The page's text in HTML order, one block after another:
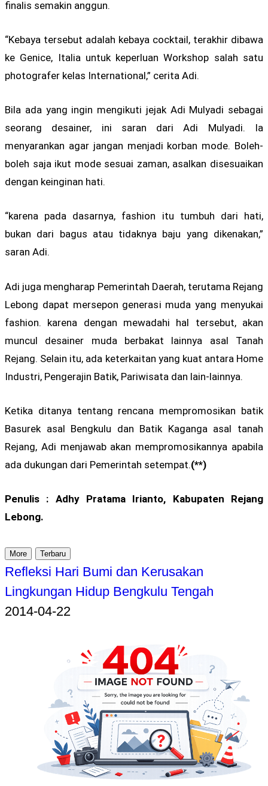
finalis semakin anggun.
“Kebaya tersebut adalah kebaya cocktail, terakhir dibawa
ke Genice, Italia untuk keperluan Workshop salah satu
photografer kelas International,” cerita Adi.
Bila ada yang ingin mengikuti jejak Adi Mulyadi sebagai
seorang desainer, ini saran dari Adi Mulyadi. Ia
menyarankan agar jangan menjadi korban mode. Boleh-
boleh saja ikut mode sesuai zaman, asalkan disesuaikan
dengan keinginan hati.
“karena pada dasarnya, fashion itu tumbuh dari hati,
bukan dari bagus atau tidaknya baju yang dikenakan,”
saran Adi.
Adi juga mengharap Pemerintah Daerah, terutama Rejang
Lebong dapat mersepon generasi muda yang menyukai
fashion. karena dengan mewadahi hal tersebut, akan
muncul desainer muda berbakat lainnya asal Tanah
Rejang. Selain itu, ada keterkaitan yang kuat antara Home
Industri, Pengerajin Batik, Pariwisata dan lain-lainnya.
Ketika ditanya tentang rencana mempromosikan batik
Basurek asal Bengkulu dan Batik Kaganga asal tanah
Rejang, Adi menjawab akan mempromosikannya apabila
ada dukungan dari Pemerintah setempat.(**)
Penulis : Adhy Pratama Irianto, Kabupaten Rejang
Lebong.
More Terbaru
Refleksi Hari Bumi dan Kerusakan
Lingkungan Hidup Bengkulu Tengah
2014-04-22